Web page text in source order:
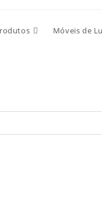
Móveis de